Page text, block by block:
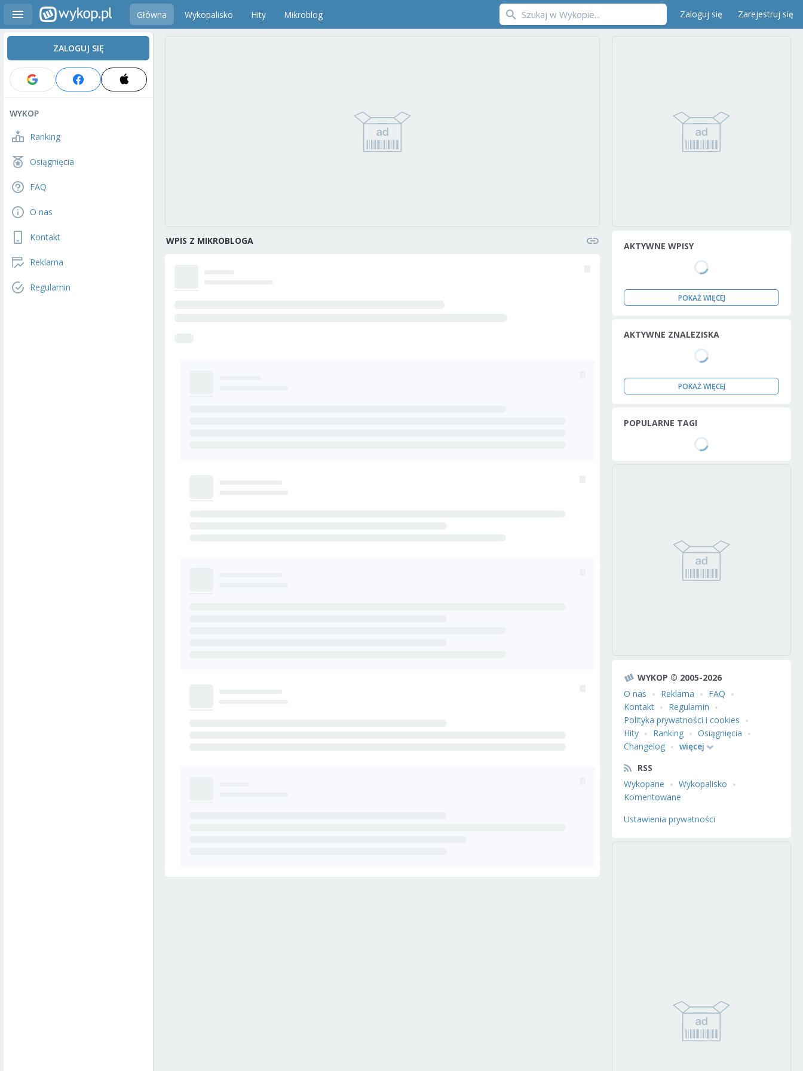
Główna Wykopalisko Hity Mikroblog Zaloguj się Zarejestruj się
ZALOGUJ SIĘ
WYKOP
Ranking
Osiągnięcia
FAQ
O nas
Kontakt
Reklama
Regulamin
WPIS Z MIKROBLOGA AKTYWNE WPISY
POKAŻ WIĘCEJ
AKTYWNE ZNALEZISKA
POKAŻ WIĘCEJ
POPULARNE TAGI
WYKOP © 2005-2026
O nas
Reklama
FAQ
Kontakt
Regulamin
Polityka prywatności i cookies
Hity
Ranking
Osiągnięcia
Changelog
więcej
RSS
Wykopane
Wykopalisko
Komentowane
Ustawienia prywatności